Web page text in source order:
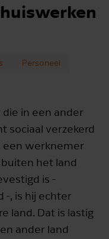
Personeel
in een ander
sociaal verzekerd
een werknemer
het land
is -
-, is hij echter
land. Dat is lastig
ander land